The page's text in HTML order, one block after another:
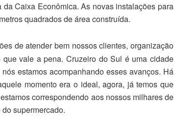
Caixa Econômica. As novas instalações para
quadrados de área construída.
de atender bem nossos clientes, organização
vale a pena. Cruzeiro do Sul é uma cidade
estamos acompanhando esses avanços. Há
momento era o ideal, agora, já temos que
correspondendo aos nossos milhares de
supermercado.